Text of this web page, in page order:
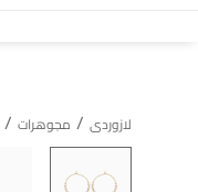
لازوردى / مجوهرات /